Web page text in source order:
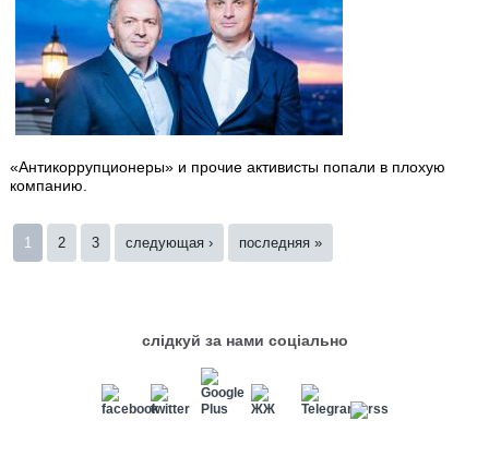
«Антикоррупционеры» и прочие активисты попали в плохую
компанию.
Страницы
1 2 3 следующая › последняя »
слідкуй за нами соціально